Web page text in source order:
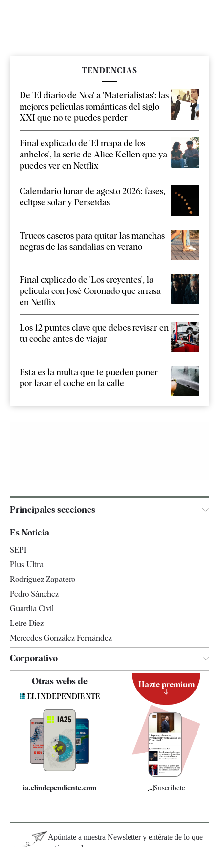
TENDENCIAS
De 'El diario de Noa' a 'Materialistas': las
mejores películas románticas del siglo
XXI que no te puedes perder
Final explicado de 'El mapa de los
anhelos', la serie de Alice Kellen que ya
puedes ver en Netflix
Calendario lunar de agosto 2026: fases,
eclipse solar y Perseidas
Trucos caseros para quitar las manchas
negras de las sandalias en verano
Final explicado de 'Los creyentes', la
película con José Coronado que arrasa
en Netflix
Los 12 puntos clave que debes revisar en
tu coche antes de viajar
Esta es la multa que te pueden poner
por lavar el coche en la calle
Principales secciones
España
Televisión
Es Noticia
SEPI
Plus Ultra
Rodríguez Zapatero
Pedro Sánchez
Guardia Civil
Leire Díez
Mercedes González Fernández
Corporativo
Contacto
Quiénes somos
Especificaciones
Otras webs de
ia.elindependiente.com
Hazte premium
Suscríbete
Apúntate a nuestra Newsletter y entérate de lo que